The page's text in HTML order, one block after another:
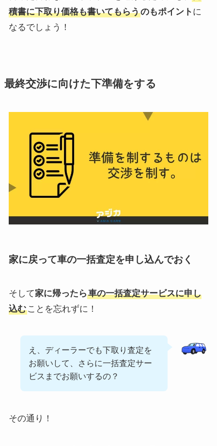
積書に下取り価格も書いてもらうのもポイント に
なるでしょう！
最終交渉に向けた下準備をする
家に戻って車の一括査定を申し込んでおく
そして家に帰ったら車の一括査定サービスに申し
込むことを忘れずに！
え、ディーラーでも下取り査定を
お願いして、さらに一括査定サー
ビスまでお願いするの？
その通り！